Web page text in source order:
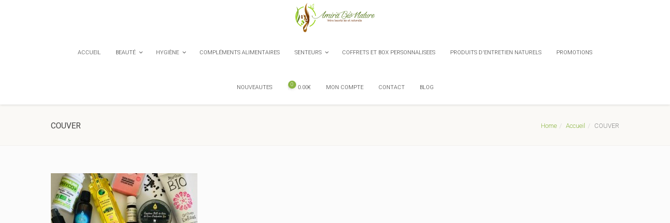
ACCUEIL BEAUTÉ HYGIÈNE COMPLÉMENTS ALIMENTAIRES SENTEURS COFFRETS ET BOX PERSONNALISEES PRODUITS D'ENTRETIEN NATURELS PROMOTIONS
NOUVEAUTES 0 0.00€ MON COMPTE CONTACT BLOG
COUVER Home Accueil COUVER